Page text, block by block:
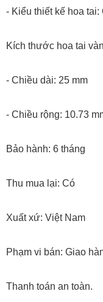
- Kiểu thiết kế hoa
Kích thước hoa tai
- Chiều dài: 25 mm
- Chiều rộng: 10.73
Bảo hành: 6 tháng
Thu mua lại: Có
Xuất xứ: Việt Nam
Phạm vi bán: Giao
Thanh toán an toàn.